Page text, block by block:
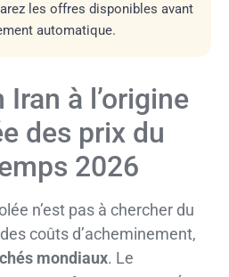
les offres disponibles avant
automatique.
à l’origine
des prix du
2026
n’est pas à chercher du
coûts d’acheminement,
mondiaux. Le